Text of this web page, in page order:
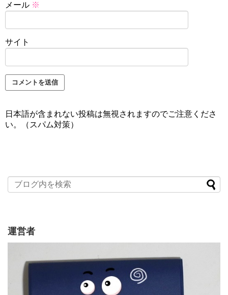
メール ※
サイト
日本語が含まれない投稿は無視されますのでご注意くださ
い。（スパム対策）
運営者